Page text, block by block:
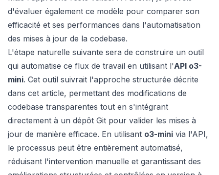
d'évaluer également ce modèle pour comparer son
efficacité et ses performances dans l'automatisation
des mises à jour de la codebase.
L'étape naturelle suivante sera de construire un outil
qui automatise ce flux de travail en utilisant l'API o3-
mini. Cet outil suivrait l'approche structurée décrite
dans cet article, permettant des modifications de
codebase transparentes tout en s'intégrant
directement à un dépôt Git pour valider les mises à
jour de manière efficace. En utilisant o3-mini via l'API,
le processus peut être entièrement automatisé,
réduisant l'intervention manuelle et garantissant des